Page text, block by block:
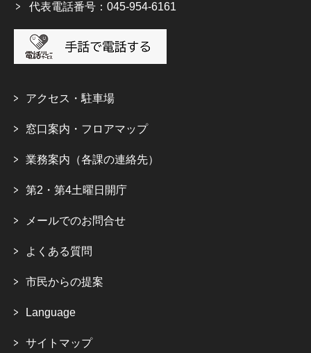
代表電話番号：045-954-6161
アクセス・駐車場
窓口案内・フロアマップ
業務案内（各課の連絡先）
第2・第4土曜日開庁
メールでのお問合せ
よくある質問
市民からの提案
Language
サイトマップ